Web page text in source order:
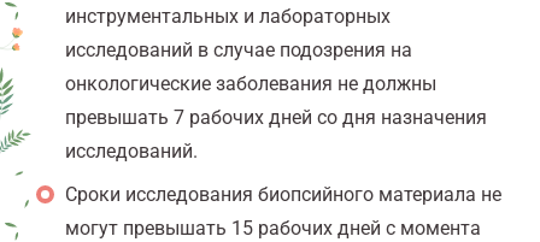
инструментальных и лабораторных
исследований в случае подозрения на
онкологические заболевания не должны
превышать 7 рабочих дней со дня назначения
исследований.
Сроки исследования биопсийного материала не
могут превышать 15 рабочих дней с момента